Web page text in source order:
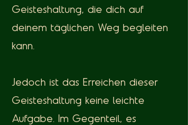
Geisteshaltung, die dich auf
deinem täglichen Weg begleiten
kann.
Jedoch ist das Erreichen dieser
Geisteshaltung keine leichte
Aufgabe. Im Gegenteil, es